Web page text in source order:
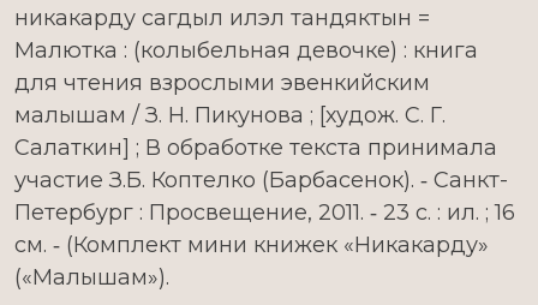
никакарду сагдыл илэл тандяктын =
Малютка : (колыбельная девочке) : книга
для чтения взрослыми эвенкийским
малышам / З. Н. Пикунова ; [худож. С. Г.
Салаткин] ; В обработке текста принимала
участие З.Б. Коптелко (Барбасенок). ‑ Санкт-
Петербург : Просвещение, 2011. ‑ 23 с. : ил. ; 16
см. ‑ (Комплект мини книжек «Никакарду»
(«Малышам»).